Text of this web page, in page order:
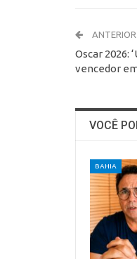
ANTERIOR
Oscar 2026:
vencedor
VOCÊ
BAHIA